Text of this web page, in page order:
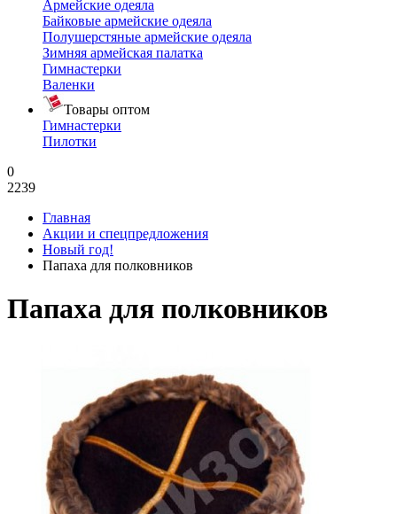
Армейские одеяла
Байковые армейские одеяла
Полушерстяные армейские одеяла
Зимняя армейская палатка
Гимнастерки
Валенки
Товары оптом
Гимнастерки
Пилотки
0
2239
Главная
Акции и спецпредложения
Новый год!
Папаха для полковников
Папаха для полковников